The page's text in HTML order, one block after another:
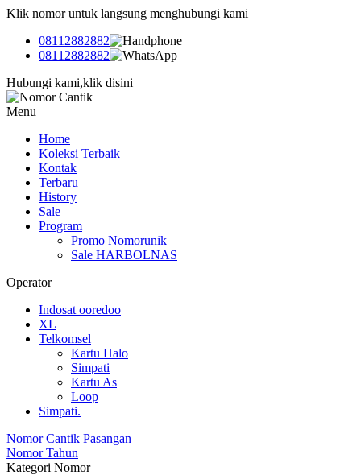
Klik nomor untuk langsung menghubungi kami
08112882882
08112882882
Hubungi kami,klik disini
Menu
Home
Koleksi Terbaik
Kontak
Terbaru
History
Sale
Program
Promo Nomorunik
Sale HARBOLNAS
Operator
Indosat ooredoo
XL
Telkomsel
Kartu Halo
Simpati
Kartu As
Loop
Simpati.
Nomor Cantik Pasangan
Nomor Tahun
Kategori Nomor